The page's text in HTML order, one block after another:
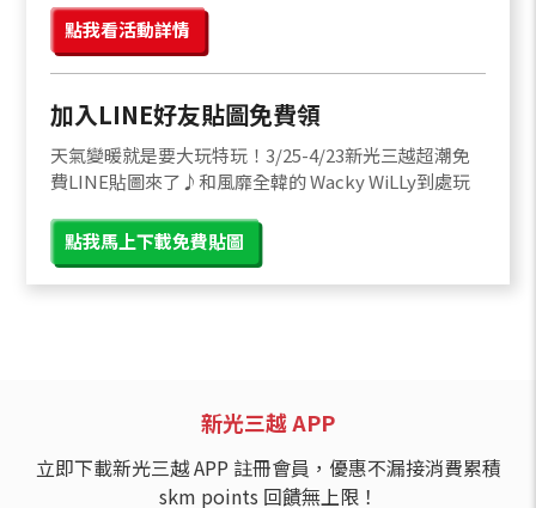
點我看活動詳情
加入LINE好友貼圖免費領
天氣變暖就是要大玩特玩！3/25-4/23新光三越超潮免
費LINE貼圖來了♪和風靡全韓的 Wacky WiLLy到處玩
點我馬上下載免費貼圖
新光三越 APP
立即下載新光三越 APP 註冊會員，優惠不漏接消費累積
skm points 回饋無上限！